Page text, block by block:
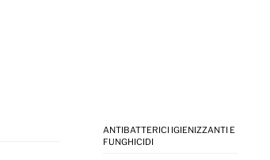
ANTIBATTERICI IGIENIZZANTI E
FUNGHICIDI